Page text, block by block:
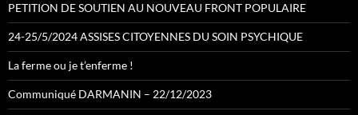
PETITION DE SOUTIEN AU NOUVEAU FRONT POPULAIRE
24-25/5/2024 ASSISES CITOYENNES DU SOIN PSYCHIQUE
La ferme ou je t’enferme !
Communiqué DARMANIN – 22/12/2023